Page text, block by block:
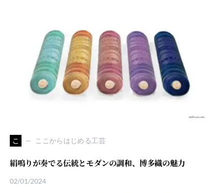
こ ここからはじめる工芸
絹鳴りが奏でる伝統とモダンの調和、博多織の魅力
02/01/2024